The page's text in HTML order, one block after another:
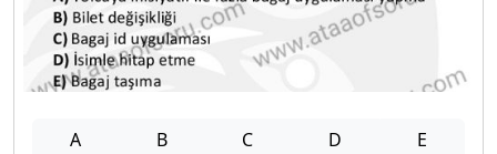
A B C D E